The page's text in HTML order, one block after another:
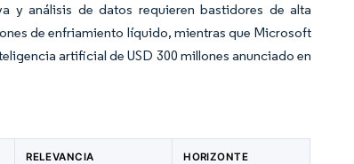
y análisis de datos requieren bastidores de alta
de enfriamiento líquido, mientras que Microsoft
artificial de USD 300 millones anunciado en
RELEVANCIA
HORIZONTE